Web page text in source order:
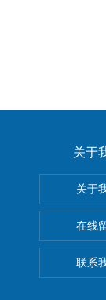
关于
关于
在线
联系